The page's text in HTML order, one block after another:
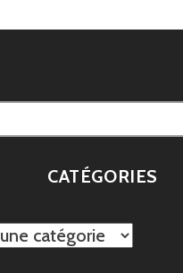
CATÉGORIES